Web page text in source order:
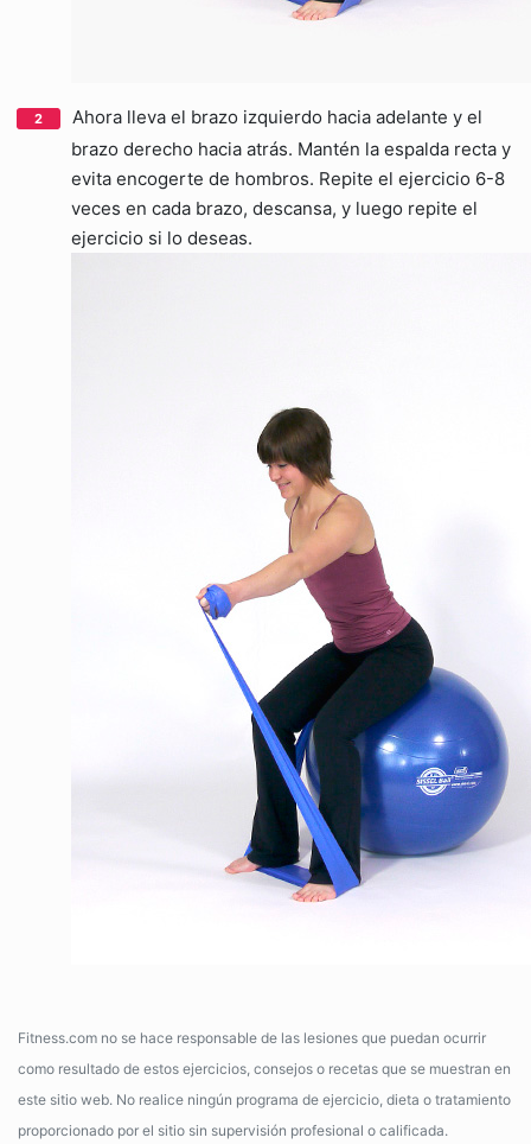
Ahora lleva el brazo izquierdo hacia adelante y el
brazo derecho hacia atrás. Mantén la espalda recta y
evita encogerte de hombros. Repite el ejercicio 6-8
veces en cada brazo, descansa, y luego repite el
ejercicio si lo deseas.
Fitness.com no se hace responsable de las lesiones que puedan ocurrir
como resultado de estos ejercicios, consejos o recetas que se muestran en
este sitio web. No realice ningún programa de ejercicio, dieta o tratamiento
proporcionado por el sitio sin supervisión profesional o calificada.